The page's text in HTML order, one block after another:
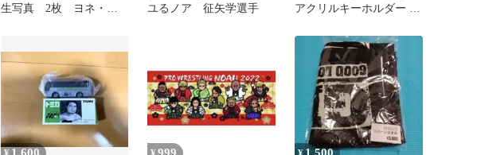
生写真 2枚 ヨネ・大
ユるノア 征矢学選手
アクリルキーホルダー プ
斗希
1,600 999 1,500